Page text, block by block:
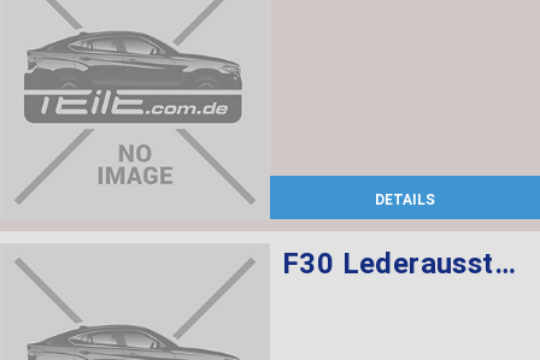
DETAILS
F30 Lederausstattung, Sportsitze, elekt. verstellbar mit memory, Sitzheizung vorne und hinten